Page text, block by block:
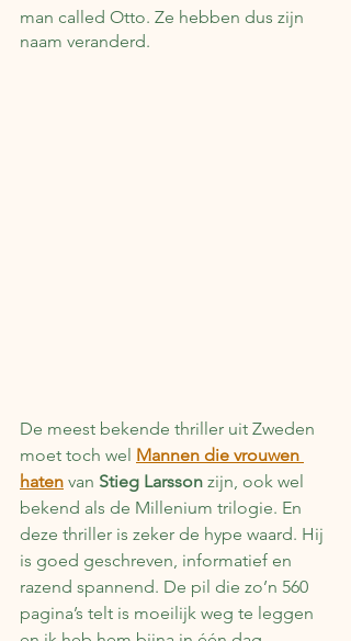
man called Otto. Ze hebben dus zijn
naam veranderd.
De meest bekende thriller uit Zweden
moet toch wel Mannen die vrouwen
haten van Stieg Larsson zijn, ook wel
bekend als de Millenium trilogie. En
deze thriller is zeker de hype waard. Hij
is goed geschreven, informatief en
razend spannend. De pil die zo’n 560
pagina’s telt is moeilijk weg te leggen